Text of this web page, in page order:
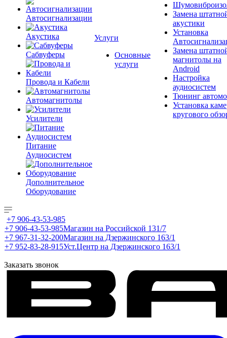
Автосигнализации
Акустика
Сабвуферы
Провода и Кабели
Автомагнитолы
Усилители
Питание
Аудиосистем
Дополнительное
Оборудование
Услуги
Основные
услуги
Замена
акустики
Установка
Замена
магнитолы на
Android
Настройка
аудиосистем
Тюнинг
Установка
кругового
+7 906-43-53-985
+7 906-43-53-985Магазин на Российской 131/7
+7 967-31-32-200Магазин на Дзержинского 163/1
+7 952-83-28-915Уст.Центр на Дзержинского 163/1
Заказать звонок